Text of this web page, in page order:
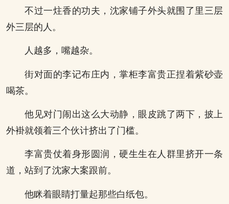
不过一炷香的功夫，沈家铺子外头就围了里三层
外三层的人。
人越多，嘴越杂。
街对面的李记布庄内，掌柜李富贵正捏着紫砂壶
喝茶。
他见对门闹出这么大动静，眼皮跳了两下，披上
外褂就领着三个伙计挤出了门槛。
李富贵仗着身形圆润，硬生生在人群里挤开一条
道，站到了沈家大案跟前。
他眯着眼睛打量起那些白纸包。